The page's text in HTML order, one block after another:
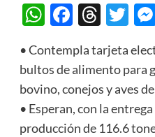
WhatsApp
• Contempla tarjeta
bultos de alimento para
bovino, conejos y aves
• Esperan, con la
producción de 116.6